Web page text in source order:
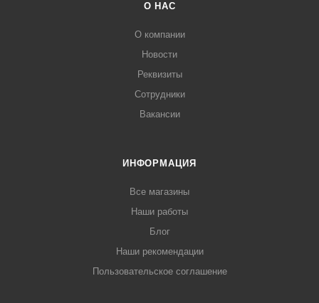
О НАС
О компании
Новости
Реквизиты
Сотрудники
Вакансии
ИНФОРМАЦИЯ
Все магазины
Наши работы
Блог
Наши рекомендации
Пользовательское соглашение